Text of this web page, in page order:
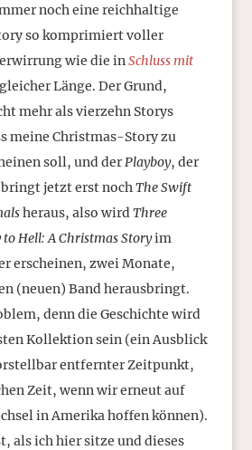
noch eine reichhaltige
so komprimiert voller
wie die in Schluss mit
Länge. Der Grund,
mehr als vierzehn Storys
meine Christmas-Story zu
soll, und derPlayboy, der
jetzt erst noch The Swift
heraus, also wird Three
Hell: A Christmas Storyim
erscheinen, zwei Monate,
(neuen) Band herausbringt.
denn die Geschichte wird
Kollektion sein (ein Ausblick
entfernter Zeitpunkt,
Zeit, wenn wir erneut auf
in Amerika hoffen können).
als ich hier sitze und dieses